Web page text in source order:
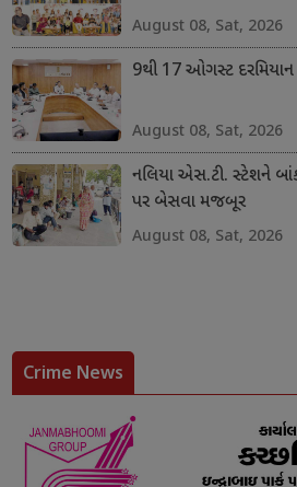
August 08, Sat, 2026
9થી 17 ઓગસ્ટ
August 08, Sat, 2026
નલિયા એસ.ટી. સ્ટેશને
પર બેસવા મજબૂર
August 08, Sat, 2026
Crime News